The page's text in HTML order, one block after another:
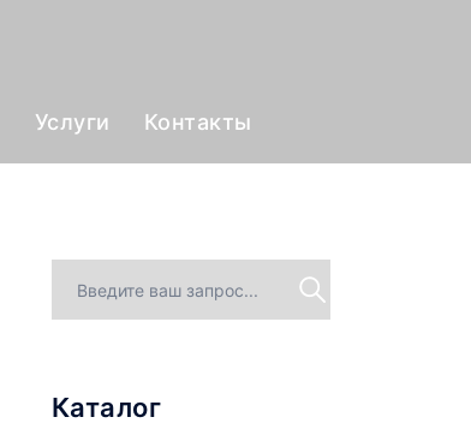
Услуги Контакты
Каталог